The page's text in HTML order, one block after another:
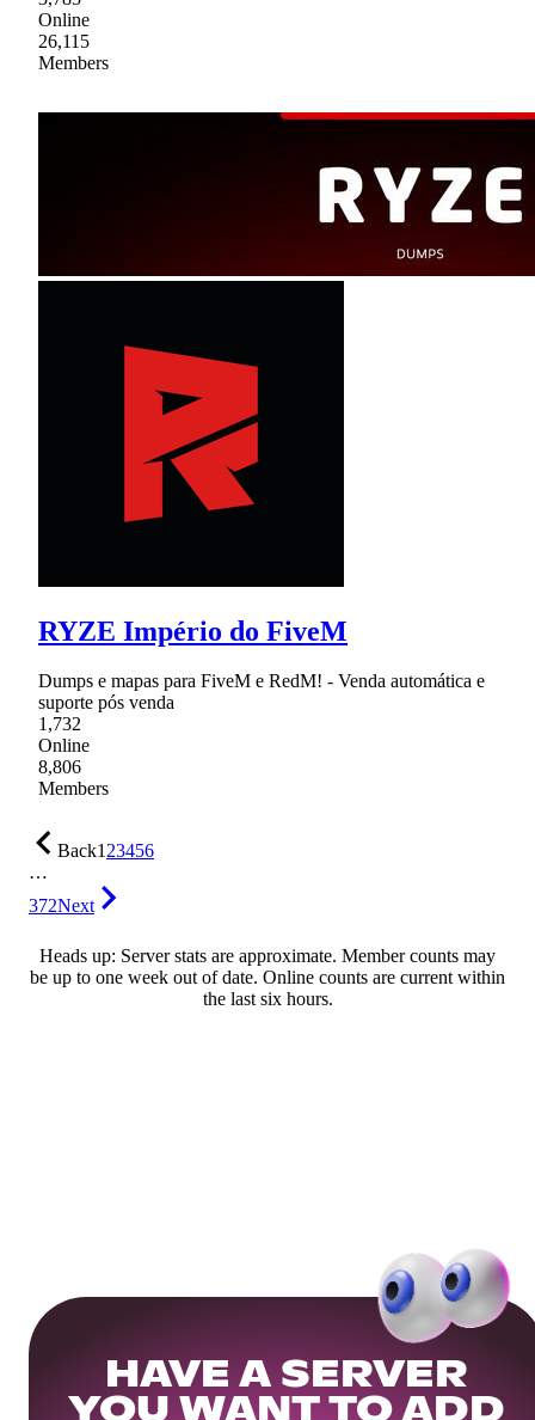
Online
26,115
Members
RYZE Império do FiveM
Dumps e mapas para FiveM e RedM! - Venda automática e
suporte pós venda
1,732
Online
8,806
Members
Back123456
…
372Next
Heads up: Server stats are approximate. Member counts may
be up to one week out of date. Online counts are current within
the last six hours.
HAVE A SERVER
YOU WANT TO ADD